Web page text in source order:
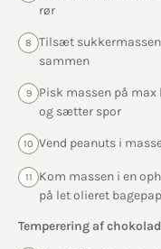
rør
8
Tilsæt
sammen
9
Pisk massen på
og sætter spor
10 Vend peanuts i
11
Kom massen i en
på let olieret
Temperering af